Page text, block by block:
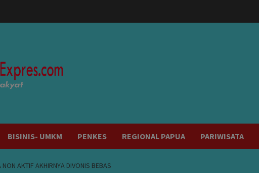
BISINIS- UMKM PENKES REGIONAL PAPUA PARIWISATA
NON AKTIF AKHIRNYA DIVONIS BEBAS